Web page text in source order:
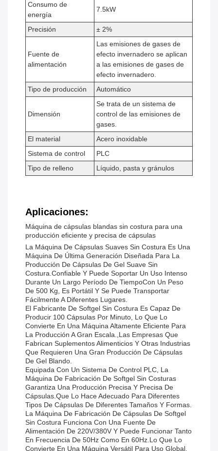
Consumo de
energía
7.5kW
Precisión ± 2%
Fuente de
alimentación
Las emisiones de gases de
efecto invernadero se aplican
a las emisiones de gases de
efecto invernadero.
Tipo de producción
Automático
Dimensión
Se trata de un sistema de
control de las emisiones de
gases.
El material
Acero inoxidable
Sistema de control
PLC
Tipo de relleno
Líquido, pasta y gránulos
Aplicaciones:
Máquina de cápsulas blandas sin costura para una
producción eficiente y precisa de cápsulas
La Máquina De Cápsulas Suaves Sin Costura Es Una
Máquina De Última Generación Diseñada Para La
Producción De Cápsulas De Gel Suave Sin
Costura.confiable Y Puede Soportar Un Uso Intenso
Durante Un Largo Período De TiempoCon Un Peso
De 500 Kg, Es Portátil Y Se Puede Transportar
Fácilmente A Diferentes Lugares.
El Fabricante De Softgel Sin Costura Es Capaz De
Producir 100 Cápsulas Por Minuto, Lo Que Lo
Convierte En Una Máquina Altamente Eficiente Para
La Producción A Gran Escala.,Las Empresas Que
Fabrican Suplementos Alimenticios Y Otras Industrias
Que Requieren Una Gran Producción De Cápsulas
De Gel Blando.
Equipada Con Un Sistema De Control PLC, La
Máquina De Fabricación De Softgel Sin Costuras
Garantiza Una Producción Precisa Y Precisa De
Cápsulas.que Lo Hace Adecuado Para Diferentes
Tipos De Cápsulas De Diferentes Tamaños Y Formas.
La Máquina De Fabricación De Cápsulas De Softgel
Sin Costura Funciona Con Una Fuente De
Alimentación De 220V/380V Y Puede Funcionar Tanto
En Frecuencia De 50Hz Como En 60Hz.lo Que Lo
Convierte En Una Máquina Versátil Para Uso Global.